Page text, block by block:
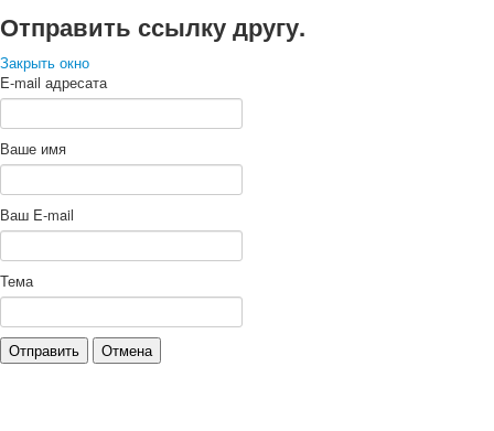
Отправить ссылку другу.
Закрыть окно
E-mail адресата
Ваше имя
Ваш E-mail
Тема
Отправить Отмена